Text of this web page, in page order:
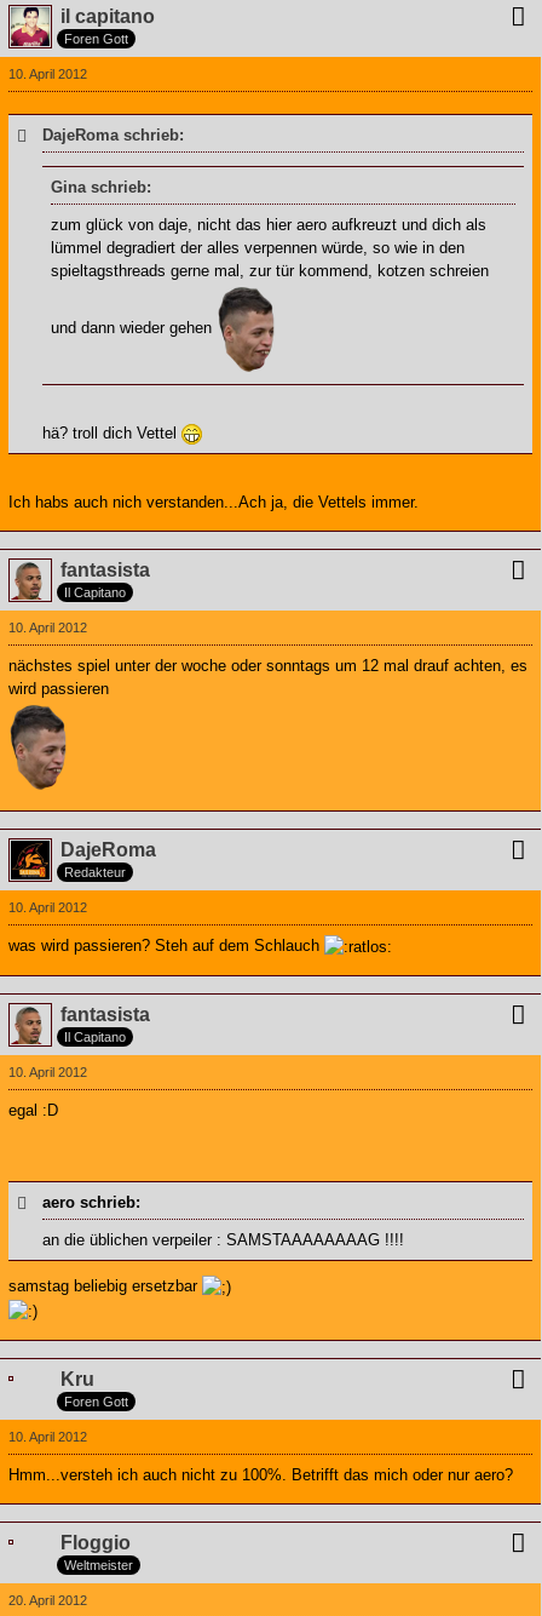
il capitano
Foren Gott
10. April 2012
DajeRoma schrieb:
Gina schrieb:
zum glück von daje, nicht das hier aero aufkreuzt und dich als
lümmel degradiert der alles verpennen würde, so wie in den
spieltagsthreads gerne mal, zur tür kommend, kotzen schreien
und dann wieder gehen
hä? troll dich Vettel
Ich habs auch nich verstanden...Ach ja, die Vettels immer.
fantasista
Il Capitano
10. April 2012
nächstes spiel unter der woche oder sonntags um 12 mal drauf achten, es
wird passieren
DajeRoma
Redakteur
10. April 2012
was wird passieren? Steh auf dem Schlauch
fantasista
Il Capitano
10. April 2012
egal :D
aero schrieb:
an die üblichen verpeiler : SAMSTAAAAAAAAG !!!!
samstag beliebig ersetzbar
Kru
Foren Gott
10. April 2012
Hmm...versteh ich auch nicht zu 100%. Betrifft das mich oder nur aero?
Floggio
Weltmeister
20. April 2012